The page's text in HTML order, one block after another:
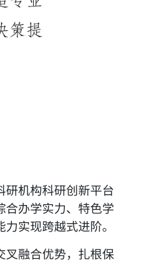
研机构科研创新平台
合办学实力、特色学
实现跨越式进阶。
叉融合优势，扎根保